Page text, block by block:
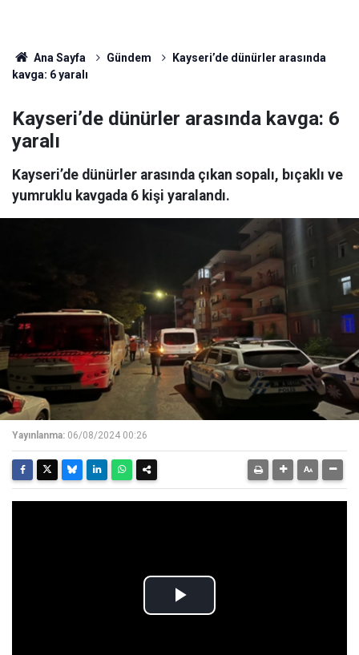
Ana Sayfa Gündem
Kayseri’de dünürler arasında
kavga: 6 yaralı
Kayseri’de dünürler arasında kavga: 6
yaralı
Kayseri’de dünürler arasında çıkan sopalı, bıçaklı ve
yumruklu kavgada 6 kişi yaralandı.
Yayınlanma: 06/08/2024 00:26